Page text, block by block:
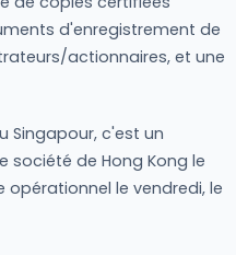
d'enregistrement de
actionnaires, et une
Singapour, c'est un
société de Hong Kong le
le vendredi, le